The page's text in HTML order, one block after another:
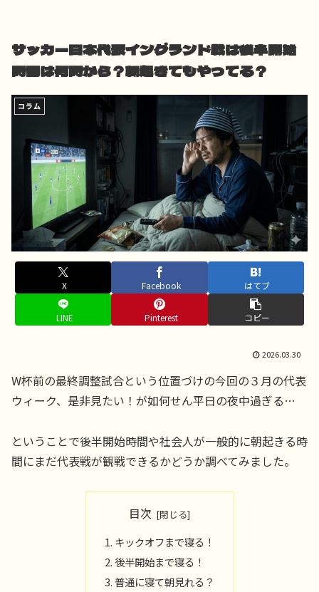
サッカー日本代表イングランド戦は後半開始
時間は何時から？朝起きてもやってる？
コラム
X Facebook はてブ
LINE Pinterest コピー
2026.03.30
W杯前の最終調整試合という位置づけの今回の３月の代表
ウィーク、是非見たい！が如何せん平日の夜中過ぎる…
ということで後半開始時間や社会人が一般的に朝起きる時
間にまだ代表戦が観戦できるかどうか調べてみました。
目次
キックオフまで寝る！
後半開始まで寝る！
普通に寝て朝見れる？